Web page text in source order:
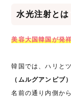
水光注射とは
美容大国韓国が発
韓国では、ハリと
（ムルグアンピブ）
名前の通り内側か